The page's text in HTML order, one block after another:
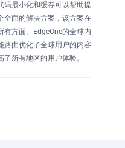
码最小化和缓存可以帮助提
全面的解决方案，该方案在
方面。EdgeOne的全球内
路由优化了全球用户的内容
所有地区的用户体验。